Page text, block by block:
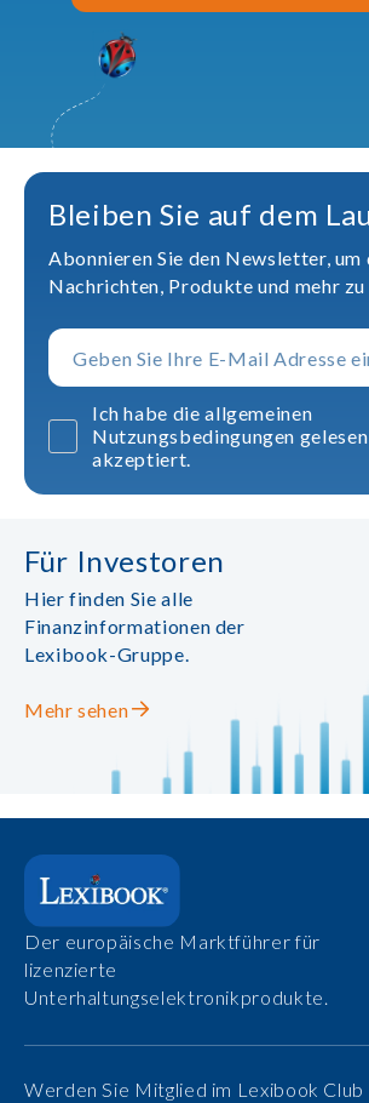
Bleiben Sie auf dem
Abonnieren Sie den Newsletter, um
Nachrichten, Produkte und mehr
Ich habe die allgemeinen
Nutzungsbedingungen
akzeptiert.
Für Investoren
Hier finden Sie alle
Finanzinformationen der
Lexibook-Gruppe.
Mehr sehen
Der europäische Marktführer für
lizenzierte
Unterhaltungselektronikprodukte.
Werden Sie Mitglied im Lexibook Club